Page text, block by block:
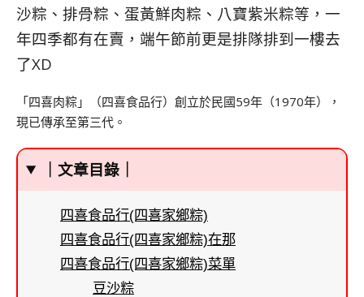
沙粽、排骨粽、蛋黃鮮肉粽、八寶紫米粽等，一
年四季都有在賣，端午節前更是排隊排到一樓去
了XD
「四喜肉粽」（四喜食品行）創立於民國59年（1970年），
現已傳承至第三代。
｜文章目錄｜
四喜食品行(四喜家鄉粽)
四喜食品行(四喜家鄉粽)在那
四喜食品行(四喜家鄉粽)菜單
豆沙粽